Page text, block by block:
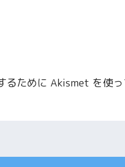
るために Akismet を使っ